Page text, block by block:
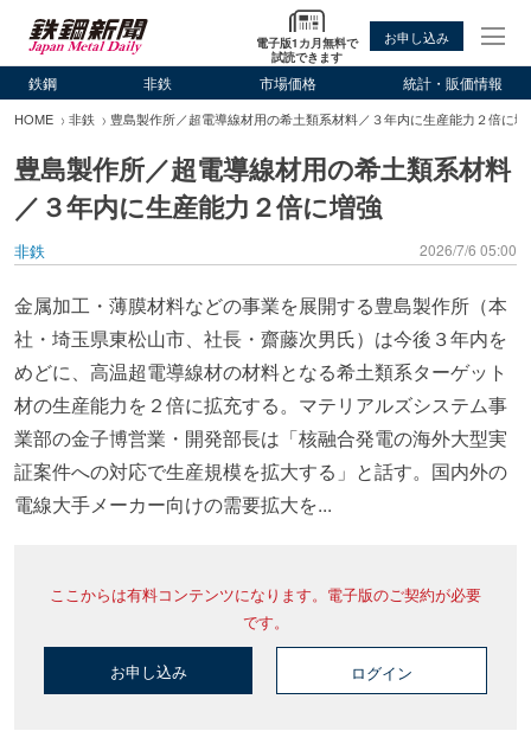
電子版1カ月無料で
試読できます
お申し込み
鉄鋼 非鉄 市場価格 統計・販価情報
HOME 非鉄 豊島製作所／超電導線材用の希土類系材料／３年内に生産能力２倍に増
豊島製作所／超電導線材用の希土類系材料
／３年内に生産能力２倍に増強
非鉄 2026/7/6 05:00
金属加工・薄膜材料などの事業を展開する豊島製作所（本
社・埼玉県東松山市、社長・齋藤次男氏）は今後３年内を
めどに、高温超電導線材の材料となる希土類系ターゲット
材の生産能力を２倍に拡充する。マテリアルズシステム事
業部の金子博営業・開発部長は「核融合発電の海外大型実
証案件への対応で生産規模を拡大する」と話す。国内外の
電線大手メーカー向けの需要拡大を...
ここからは有料コンテンツになります。電子版のご契約が必要
です。
お申し込み ログイン